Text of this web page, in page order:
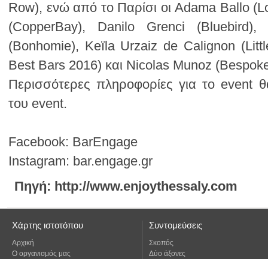
Best Bars 2016) και Nicolas Munoz
του event.
Facebook: BarEngage
Instagram: bar.engage.gr
Πηγή: http://www.enjoythessaly.com
Χάρτης ιστοτόπου
Αρχική
Ο οργανισμός μας
Συντομεύσεις
Σκοπός
Δύο άξονες